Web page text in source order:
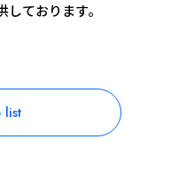
ております。
list